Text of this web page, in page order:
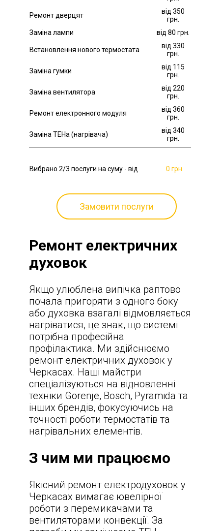
Вибрано 2/3 послуги на суму - від 0 грн
Замовити послуги
Ремонт дверцят
від 350
грн.
Заміна лампи
від 80 грн.
Встановлення нового термостата
від 330
грн.
Заміна гумки
від 115
грн.
Заміна вентилятора
від 220
грн.
Ремонт електронного модуля
від 360
грн.
Заміна ТЕНа (нагрівача)
від 340
грн.
Ремонт електричних
духовок
Якщо улюблена випічка раптово
почала пригоряти з одного боку
або духовка взагалі відмовляється
нагріватися, це знак, що системі
потрібна професійна
профілактика. Ми здійснюємо
ремонт електричних духовок у
Черкасах. Наші майстри
спеціалізуються на відновленні
техніки Gorenje, Bosch, Pyramida та
інших брендів, фокусуючись на
точності роботи термостатів та
нагрівальних елементів.
З чим ми працюємо
Якісний ремонт електродуховок у
Черкасах вимагає ювелірної
роботи з перемикачами та
вентиляторами конвекції. За